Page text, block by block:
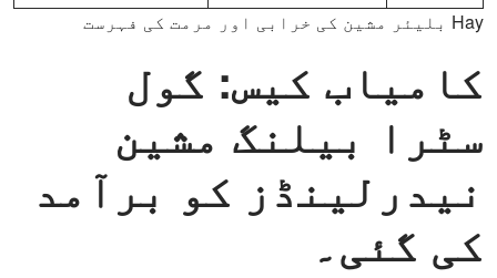
Hay بلیئر مشین کی خرابی اور مرمت کی فہرست
کامیاب کیس: گول
سٹرا بیلنگ مشین
نیدرلینڈز کو برآمد
کی گئی۔